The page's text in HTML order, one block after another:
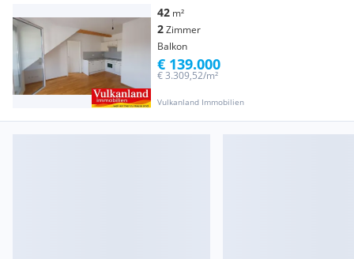
42 m²
2Zimmer
Balkon
Vulkanland Immobilien
€ 3.309,52/m²
€ 139.000